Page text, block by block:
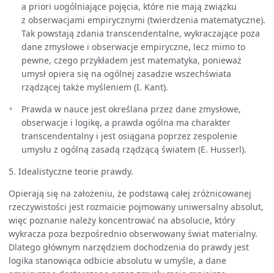
a priori uogólniające pojęcia, które nie mają związku
z obserwacjami empirycznymi (twierdzenia matematyczne).
Tak powstają zdania transcendentalne, wykraczające poza
dane zmysłowe i obserwacje empiryczne, lecz mimo to
pewne, czego przykładem jest matematyka, ponieważ
umysł opiera się na ogólnej zasadzie wszechświata
rządzącej także myśleniem (I. Kant).
Prawda w nauce jest określana przez dane zmysłowe,
obserwacje i logikę, a prawda ogólna ma charakter
transcendentalny i jest osiągana poprzez zespolenie
umysłu z ogólną zasadą rządzącą światem (E. Husserl).
5. Idealistyczne teorie prawdy.
Opierają się na założeniu, że podstawą całej zróżnicowanej
rzeczywistości jest rozmaicie pojmowany uniwersalny absolut,
więc poznanie należy koncentrować na absolucie, który
wykracza poza bezpośrednio obserwowany świat materialny.
Dlatego głównym narzędziem dochodzenia do prawdy jest
logika stanowiąca odbicie absolutu w umyśle, a dane